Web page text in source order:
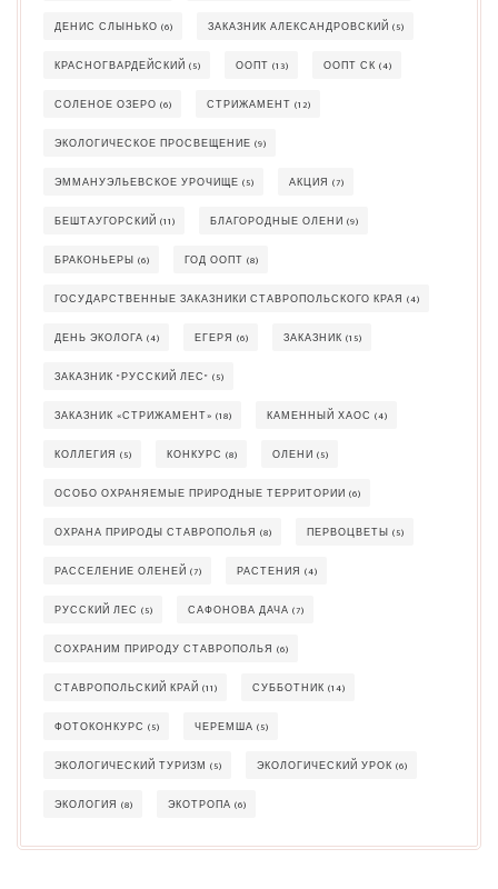
ДЕНИС СЛЫНЬКО (6) ЗАКАЗНИК АЛЕКСАНДРОВСКИЙ (5)
КРАСНОГВАРДЕЙСКИЙ (5) ООПТ (13) ООПТ СК (4)
СОЛЕНОЕ ОЗЕРО (6) СТРИЖАМЕНТ (12)
ЭКОЛОГИЧЕСКОЕ ПРОСВЕЩЕНИЕ (9)
ЭММАНУЭЛЬЕВСКОЕ УРОЧИЩЕ (5) АКЦИЯ (7)
БЕШТАУГОРСКИЙ (11) БЛАГОРОДНЫЕ ОЛЕНИ (9)
БРАКОНЬЕРЫ (6) ГОД ООПТ (8)
ГОСУДАРСТВЕННЫЕ ЗАКАЗНИКИ СТАВРОПОЛЬСКОГО КРАЯ (4)
ДЕНЬ ЭКОЛОГА (4) ЕГЕРЯ (6) ЗАКАЗНИК (15)
ЗАКАЗНИК "РУССКИЙ ЛЕС" (5)
ЗАКАЗНИК «СТРИЖАМЕНТ» (18) КАМЕННЫЙ ХАОС (4)
КОЛЛЕГИЯ (5) КОНКУРС (8) ОЛЕНИ (5)
ОСОБО ОХРАНЯЕМЫЕ ПРИРОДНЫЕ ТЕРРИТОРИИ (6)
ОХРАНА ПРИРОДЫ СТАВРОПОЛЬЯ (8) ПЕРВОЦВЕТЫ (5)
РАССЕЛЕНИЕ ОЛЕНЕЙ (7) РАСТЕНИЯ (4)
РУССКИЙ ЛЕС (5) САФОНОВА ДАЧА (7)
СОХРАНИМ ПРИРОДУ СТАВРОПОЛЬЯ (6)
СТАВРОПОЛЬСКИЙ КРАЙ (11) СУББОТНИК (14)
ФОТОКОНКУРС (5) ЧЕРЕМША (5)
ЭКОЛОГИЧЕСКИЙ ТУРИЗМ (5) ЭКОЛОГИЧЕСКИЙ УРОК (6)
ЭКОЛОГИЯ (8) ЭКОТРОПА (6)